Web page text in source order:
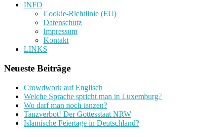
INFO
Cookie-Richtlinie (EU)
Datenschutz
Impressum
Kontakt
LINKS
Neueste Beiträge
Crowdwork auf Englisch
Welche Sprache spricht man in Luxemburg?
Wo darf man noch tanzen?
Tanzverbot! Der Gottesstaat NRW
Islamische Feiertage in Deutschland?